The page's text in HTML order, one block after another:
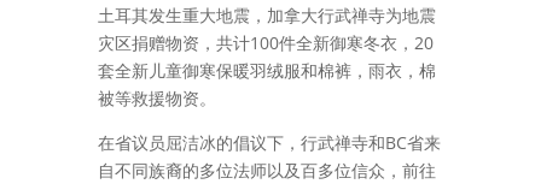
土耳其发生重大地震，加拿大行武禅寺为地震
灾区捐赠物资，共计100件全新御寒冬衣，20
套全新儿童御寒保暖羽绒服和棉裤，雨衣，棉
被等救援物资。
在省议员屈洁冰的倡议下，行武禅寺和BC省来
自不同族裔的多位法师以及百多位信众，前往